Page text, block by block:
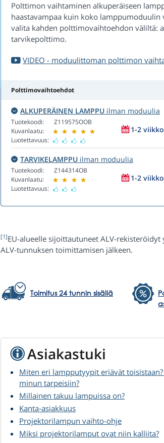
Polttimon vaihtaminen alkuperäiseen
haastavampaa kuin koko lamppumoduulin
valita kahden polttimovaihtoehdon väliltä:
tarvikepolttimo.
VIDEO - moduulittoman polttimon
Polttimovaihtoehdot
ALKUPERÄINEN LAMPPU ilman moduulia
Tuotekoodi:
Kuvanlaatu:
Luotettavuus:
Z119575OOB
1-2
TARVIKELAMPPU ilman moduulia
Tuotekoodi:
Kuvanlaatu:
Luotettavuus:
Z144314OB
1-2
[1]EU-alueelle sijoittautuneet ALV-
ALV-tunnuksen toimittamisen jälkeen.
Toimitus 24 tunnin sisällä
Asiakastuki
Miten eri lampputyypit eriävät
minun tarpeisiin?
Millainen takuu lampuissa on?
Kanta-asiakkuus
Projektorilampun vaihto-ohje
Miksi projektorilamput ovat niin kalliita?